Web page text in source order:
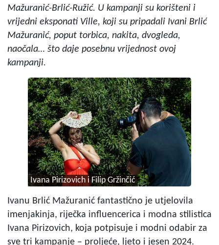
Mažuranić-Brlić-Ružić. U kampanji su korišteni i
vrijedni eksponati Ville, koji su pripadali Ivani Brlić
Mažuranić, poput torbica, nakita, dvogleda,
naočala… što daje posebnu vrijednost ovoj
kampanji.
Ivana Pirizovich i Filip Gržinčić
Ivanu Brlić Mažuranić fantastično je utjelovila
imenjakinja, riječka influencerica i modna stilistica
Ivana Pirizovich, koja potpisuje i modni odabir za
sve tri kampanje – proljeće, ljeto i jesen 2024.